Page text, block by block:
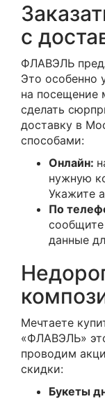
с
ФЛАВЭЛЬ
Это особенно
на посещение
сделать
доставку в
способами:
Онлайн:
нужную
Укажите
По
данные
Мечтаете
«ФЛАВЭЛЬ»
проводим
скидки:
Букеты